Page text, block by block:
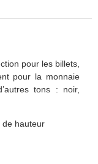
pour les billets,
pour la monnaie
tons : noir,
de hauteur